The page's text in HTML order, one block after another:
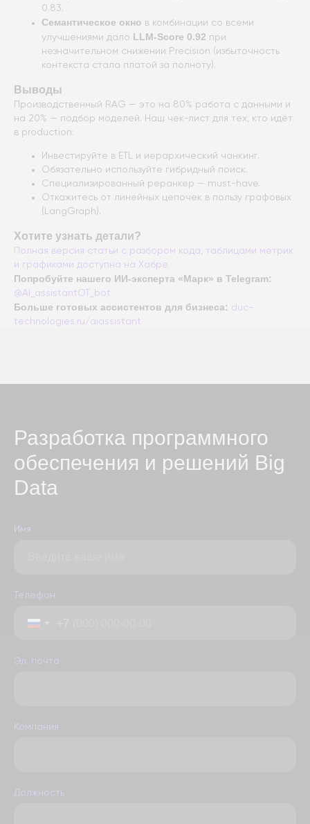
0.83.
Семантическое окно в комбинации со всеми
улучшениями дало LLM-Score 0.92 при
незначительном снижении Precision (избыточность
контекста стала платой за полноту).
Выводы
Производственный RAG — это на 80% работа с данными и
на 20% — подбор моделей. Наш чек-лист для тех, кто идёт
в production:
Инвестируйте в ETL и иерархический чанкинг.
Обязательно используйте гибридный поиск.
Специализированный реранкер — must-have.
Откажитесь от линейных цепочек в пользу графовых
(LangGraph).
Хотите узнать детали?
Полная версия статьи с разбором кода, таблицами метрик
и графиками доступна на Хабре.
Попробуйте нашего ИИ-эксперта «Марк» в Telegram:
@AI_assistantOT_bot
Больше готовых ассистентов для бизнеса: duc-
technologies.ru/aiassistant
Разработка программного
обеспечения и решений Big
Data
Имя
Телефон
Эл. почта
Компания
Должность